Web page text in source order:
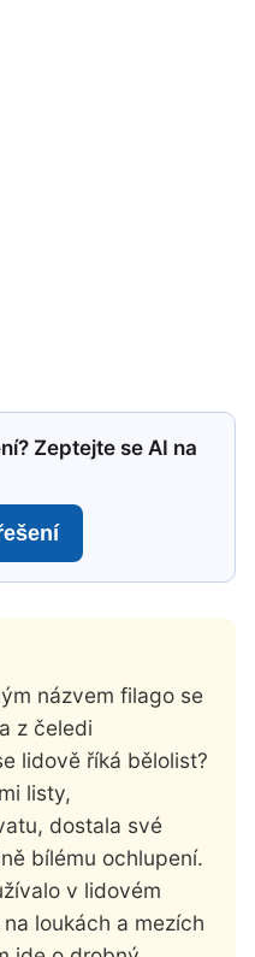
Zeptejte se AI na
názvem filago se
z čeledi
lidově říká bělolist?
listy,
dostala své
bílému ochlupení.
v lidovém
loukách a mezích